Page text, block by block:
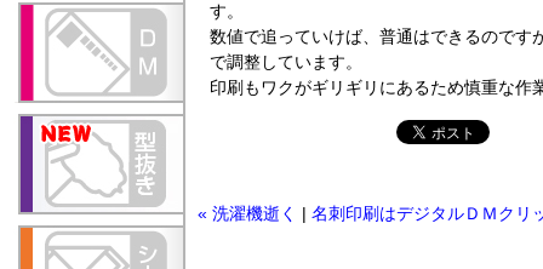
す。
数値で追っていけば、普通はできるのです
で調整しています。
印刷もワクがギリギリにあるため慎重な作
« 洗濯機逝く | 名刺印刷はデジタルＤＭクリ